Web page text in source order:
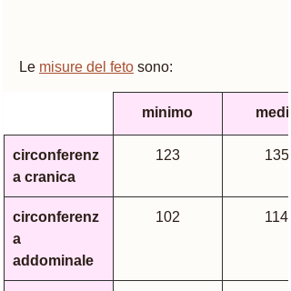
Le misure del feto sono:
minimo medio
circonferenz
a cranica
123 135
circonferenz
a
addominale
102 114